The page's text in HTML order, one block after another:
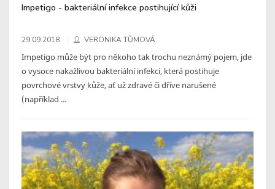
Impetigo - bakteriální infekce postihující kůži
29.09.2018 VERONIKA TŮMOVÁ
Impetigo může být pro někoho tak trochu neznámý pojem, jde
o vysoce nakažlivou bakteriální infekci, která postihuje
povrchové vrstvy kůže, ať už zdravé či dříve narušené
(například ...